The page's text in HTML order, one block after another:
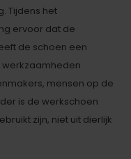
Tijdens het
ervoor dat de
de schoen een
werkzaamheden
mensen op de
is de werkschoen
zijn, niet uit dierlijk